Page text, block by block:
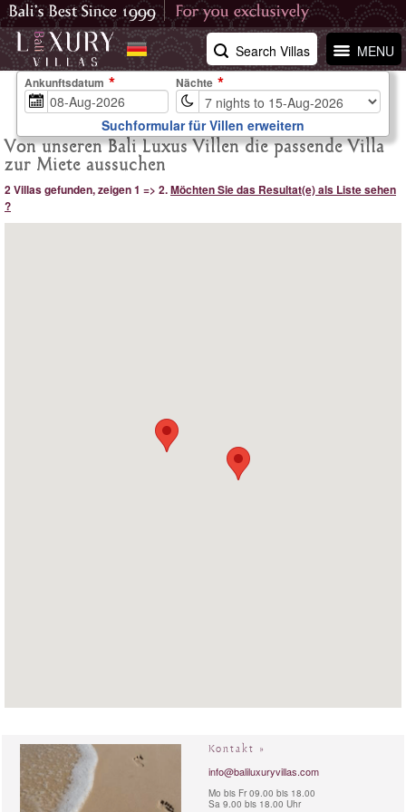
MENU
Search Villas
Von unseren Bali Luxus Villen die passende Villa
zur Miete aussuchen
2 Villas gefunden, zeigen 1 => 2.Möchten Sie das Resultat(e) als Liste sehen
?
Kontakt »
info@baliluxuryvillas.com
Mo bis Fr 09.00 bis 18.00
Sa 9.00 bis 18.00 Uhr
Ankunftsdatum Nächte
Suchformular für Villen erweitern